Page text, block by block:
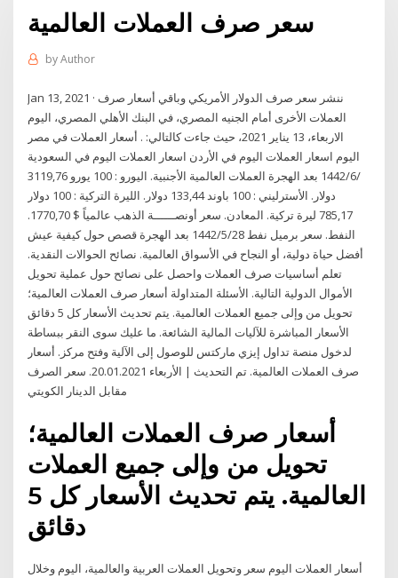
سعر صرف العملات العالمية
byAuthor
Jan 13, 2021 · ننشر سعر صرف الدولار الأمريكي وباقي أسعار صرف
العملات الأخرى أمام الجنيه المصري، في البنك الأهلي المصري، اليوم
الاربعاء، 13 يناير 2021، حيث جاءت كالتالي: . أسعار العملات في مصر
اليوم اسعار العملات اليوم في الأردن اسعار العملات اليوم في السعودية
3‏‏/6‏‏/1442 بعد الهجرة العملات العالمية الأجنبية. اليورو : 100 يورو 119,76
دولار. الأسترليني : 100 باوند 133,44 دولار. الليرة التركية : 100 دولار
785,17 ليرة تركية. المعادن. سعر أونصــــــة الذهب عالمياً $ 1770,70.
النفط. سعر برميل نفط 28‏‏/5‏‏/1442 بعد الهجرة قصص حول كيفية عيش
أفضل حياة دولية، أو النجاح في الأسواق العالمية. نصائح الحوالات النقدية.
تعلم أساسيات صرف العملات واحصل على نصائح حول عملية تحويل
الأموال الدولية التالية. الأسئلة المتداولة أسعار صرف العملات العالمية؛
تحويل من وإلى جميع العملات العالمية. يتم تحديث الأسعار كل 5 دقائق
الأسعار المباشرة للآليات المالية الشائعة. ما عليك سوى النقر ببساطة
لدخول منصة تداول إيزي ماركتس للوصول إلى الآلية وفتح مركز. أسعار
صرف العملات العالمية. تم التحديث | الأربعاء 20.01.2021. سعر الصرف
مقابل الدينار الكويتي
أسعار صرف العملات العالمية؛
تحويل من وإلى جميع العملات
العالمية. يتم تحديث الأسعار كل 5
دقائق
أسعار العملات اليوم سعر وتحويل العملات العربية والعالمية، اليوم وخلال